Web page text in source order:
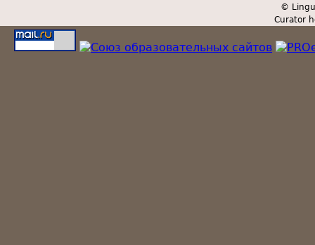
©
Curator